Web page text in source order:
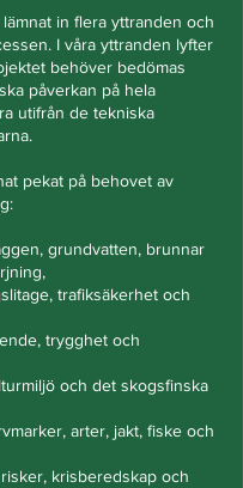
in flera yttranden och
I våra yttranden lyfter
behöver bedömas
påverkan på hela
utifrån de tekniska
pekat på behovet av
grundvatten, brunnar
trafiksäkerhet och
trygghet och
och det skogsfinska
arter, jakt, fiske och
krisberedskap och